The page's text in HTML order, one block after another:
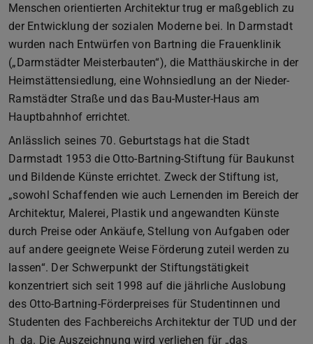
Menschen orientierten Architektur trug er maßgeblich zu
der Entwicklung der sozialen Moderne bei. In Darmstadt
wurden nach Entwürfen von Bartning die Frauenklinik
(„Darmstädter Meisterbauten“), die Matthäuskirche in der
Heimstättensiedlung, eine Wohnsiedlung an der Nieder-
Ramstädter Straße und das Bau-Muster-Haus am
Hauptbahnhof errichtet.
Anlässlich seines 70. Geburtstags hat die Stadt
Darmstadt 1953 die Otto-Bartning-Stiftung für Baukunst
und Bildende Künste errichtet. Zweck der Stiftung ist,
„sowohl Schaffenden wie auch Lernenden im Bereich der
Architektur, Malerei, Plastik und angewandten Künste
durch Preise oder Ankäufe, Stellung von Aufgaben oder
auf andere geeignete Weise Förderung zuteil werden zu
lassen“. Der Schwerpunkt der Stiftungstätigkeit
konzentriert sich seit 1998 auf die jährliche Auslobung
des Otto-Bartning-Förderpreises für Studentinnen und
Studenten des Fachbereichs Architektur der TUD und der
h_da. Die Auszeichnung wird verliehen für „das